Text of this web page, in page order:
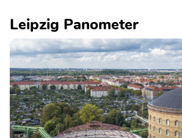
Leipzig Panometer